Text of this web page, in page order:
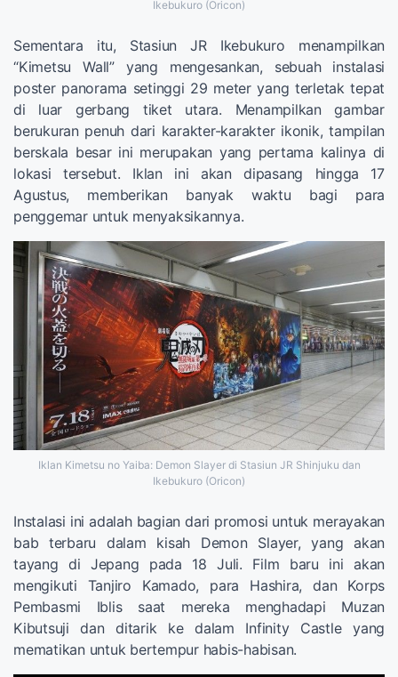
Ikebukuro (Oricon)
Sementara itu, Stasiun JR Ikebukuro menampilkan
“Kimetsu Wall” yang mengesankan, sebuah instalasi
poster panorama setinggi 29 meter yang terletak tepat
di luar gerbang tiket utara. Menampilkan gambar
berukuran penuh dari karakter-karakter ikonik, tampilan
berskala besar ini merupakan yang pertama kalinya di
lokasi tersebut. Iklan ini akan dipasang hingga 17
Agustus, memberikan banyak waktu bagi para
penggemar untuk menyaksikannya.
Iklan Kimetsu no Yaiba: Demon Slayer di Stasiun JR Shinjuku dan
Ikebukuro (Oricon)
Instalasi ini adalah bagian dari promosi untuk merayakan
bab terbaru dalam kisah Demon Slayer, yang akan
tayang di Jepang pada 18 Juli. Film baru ini akan
mengikuti Tanjiro Kamado, para Hashira, dan Korps
Pembasmi Iblis saat mereka menghadapi Muzan
Kibutsuji dan ditarik ke dalam Infinity Castle yang
mematikan untuk bertempur habis-habisan.